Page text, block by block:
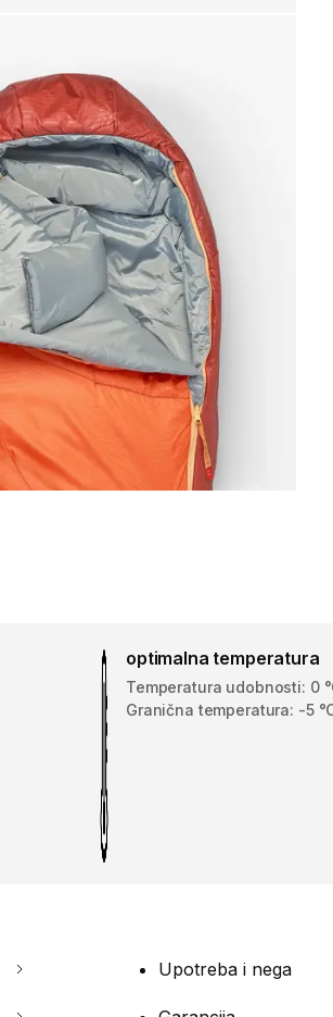
optimalna temperatura
Temperatura udobnosti: 0
Granična temperatura: -5
Upotreba i nega